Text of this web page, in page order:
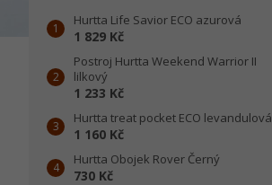
Hurtta Life Savior ECO azurová
1 829 Kč
Postroj Hurtta Weekend Warrior II
lilkový
1 233 Kč
Hurtta treat pocket ECO levandulová
1 160 Kč
Hurtta Obojek Rover Černý
730 Kč